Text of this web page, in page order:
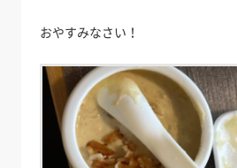
おやすみなさい！